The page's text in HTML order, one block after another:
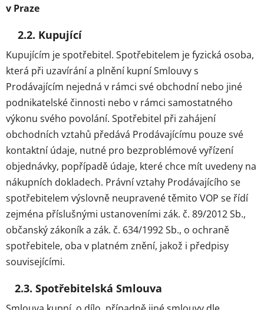
v Praze
2.2. Kupující
Kupujícím je spotřebitel. Spotřebitelem je fyzická osoba,
která při uzavírání a plnění kupní Smlouvy s
Prodávajícím nejedná v rámci své obchodní nebo jiné
podnikatelské činnosti nebo v rámci samostatného
výkonu svého povolání. Spotřebitel při zahájení
obchodních vztahů předává Prodávajícímu pouze své
kontaktní údaje, nutné pro bezproblémové vyřízení
objednávky, popřípadě údaje, které chce mít uvedeny na
nákupních dokladech. Právní vztahy Prodávajícího se
spotřebitelem výslovně neupravené těmito VOP se řídí
zejména příslušnými ustanoveními zák. č. 89/2012 Sb.,
občanský zákoník a zák. č. 634/1992 Sb., o ochraně
spotřebitele, oba v platném znění, jakož i předpisy
souvisejícími.
2.3. Spotřebitelská Smlouva